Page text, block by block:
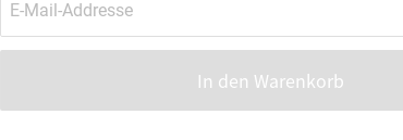
In den Warenkorb